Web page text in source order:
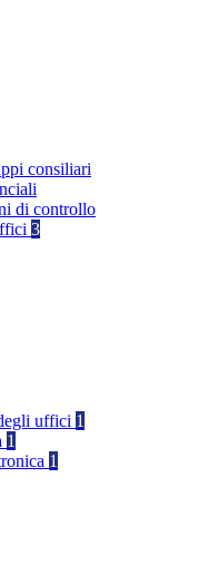
consiliari
di controllo
3
uffici 1
1
1